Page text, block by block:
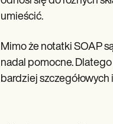
umieścić.
Mimo że notatki SOAP
nadal pomocne.
bardziej